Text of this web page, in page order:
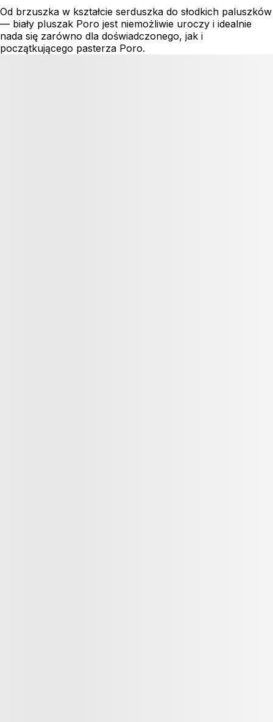
Od brzuszka w kształcie serduszka do słodkich paluszków
— biały pluszak Poro jest niemożliwie uroczy i idealnie
nada się zarówno dla doświadczonego, jak i
początkującego pasterza Poro.